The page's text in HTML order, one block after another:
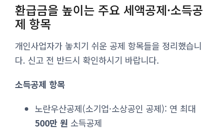
환급금을 높이는 주요 세액공제·소득공
제 항목
개인사업자가 놓치기 쉬운 공제 항목들을 정리했습니
다. 신고 전 반드시 확인하시기 바랍니다.
소득공제 항목
노란우산공제(소기업·소상공인 공제): 연 최대
500만 원 소득공제